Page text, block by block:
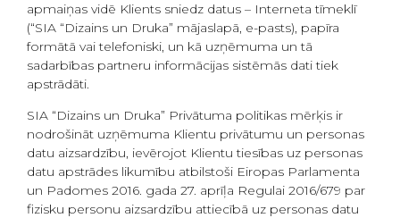
apmaiņas vidē Klients sniedz datus – Interneta tīmeklī
(“SIA “Dizains un Druka” mājaslapā, e-pasts), papīra
formātā vai telefoniski, un kā uzņēmuma un tā
sadarbības partneru informācijas sistēmās dati tiek
apstrādāti.
SIA “Dizains un Druka” Privātuma politikas mērķis ir
nodrošināt uzņēmuma Klientu privātumu un personas
datu aizsardzību, ievērojot Klientu tiesības uz personas
datu apstrādes likumību atbilstoši Eiropas Parlamenta
un Padomes 2016. gada 27. aprīļa Regulai 2016/679 par
fizisku personu aizsardzību attiecībā uz personas datu